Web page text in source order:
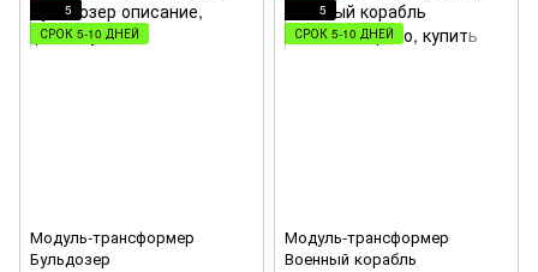
5
СРОК 5-10 ДНЕЙ
Модуль-трансформер
Бульдозер
5
СРОК 5-10 ДНЕЙ
Модуль-трансформер
Военный корабль